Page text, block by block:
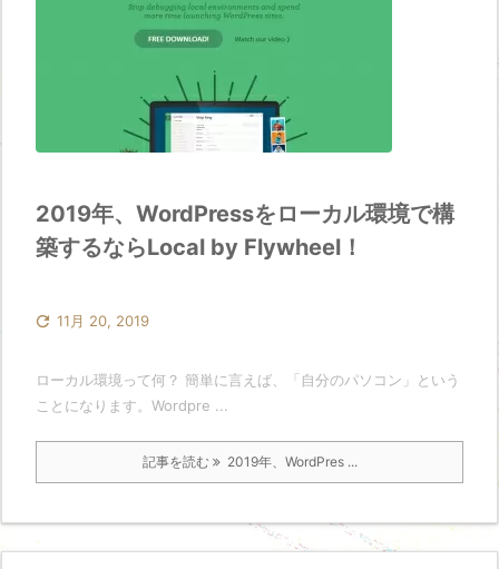
2019年、WordPressをローカル環境で構
築するならLocal by Flywheel！
 11月 20, 2019
ローカル環境って何？ 簡単に言えば、「自分のパソコン」という
ことになります。Wordpre ...
記事を読む 2019年、WordPres ...